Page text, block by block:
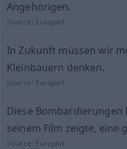
Angehörigen.
Source: Europarl
In Zukunft müssen wir
Kleinbauern denken.
Source: Europarl
Diese
seinem Film zeigte, eine
Source: Europarl